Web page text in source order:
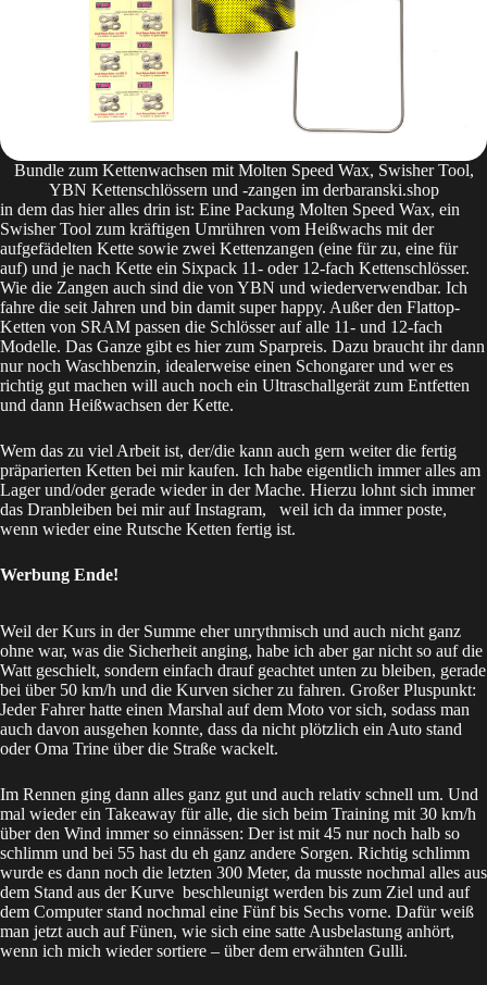
Bundle zum Kettenwachsen mit Molten Speed Wax, Swisher Tool,
YBN Kettenschlössern und -zangen im derbaranski.shop
in dem das hier alles drin ist: Eine Packung Molten Speed Wax, ein
Swisher Tool zum kräftigen Umrühren vom Heißwachs mit der
aufgefädelten Kette sowie zwei Kettenzangen (eine für zu, eine für
auf) und je nach Kette ein Sixpack 11- oder 12-fach Kettenschlösser.
Wie die Zangen auch sind die von YBN und wiederverwendbar. Ich
fahre die seit Jahren und bin damit super happy. Außer den Flattop-
Ketten von SRAM passen die Schlösser auf alle 11- und 12-fach
Modelle. Das Ganze gibt es hierzum Sparpreis. Dazu braucht ihr dann
nur noch Waschbenzin, idealerweise einen Schongarer und wer es
richtig gut machen will auch noch ein Ultraschallgerät zum Entfetten
und dann Heißwachsen der Kette.
Wem das zu viel Arbeit ist, der/die kann auch gern weiter die fertig
präparierten Ketten bei mir kaufen. Ich habe eigentlich immer alles am
Lager und/oder gerade wieder in der Mache. Hierzu lohnt sich immer
das Dranbleiben bei mir aufInstagram, weil ich da immer poste,
wenn wieder eine Rutsche Ketten fertig ist.
Werbung Ende!
Weil der Kurs in der Summe eher unrythmisch und auch nicht ganz
ohne war, was die Sicherheit anging, habe ich aber gar nicht so auf die
Watt geschielt, sondern einfach drauf geachtet unten zu bleiben, gerade
bei über 50 km/h und die Kurven sicher zu fahren. Großer Pluspunkt:
Jeder Fahrer hatte einen Marshal auf dem Moto vor sich, sodass man
auch davon ausgehen konnte, dass da nicht plötzlich ein Auto stand
oder Oma Trine über die Straße wackelt.
Im Rennen ging dann alles ganz gut und auch relativ schnell um. Und
mal wieder ein Takeaway für alle, die sich beim Training mit 30 km/h
über den Wind immer so einnässen: Der ist mit 45 nur noch halb so
schlimm und bei 55 hast du eh ganz andere Sorgen. Richtig schlimm
wurde es dann noch die letzten 300 Meter, da musste nochmal alles aus
dem Stand aus der Kurve beschleunigt werden bis zum Ziel und auf
dem Computer stand nochmal eine Fünf bis Sechs vorne. Dafür weiß
man jetzt auch auf Fünen, wie sich eine satte Ausbelastung anhört,
wenn ich mich wieder sortiere – über dem erwähnten Gulli.